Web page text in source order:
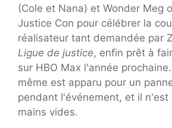
(Cole et Nana) et Wonder Meg
Justice Con pour célébrer la
réalisateur tant demandée par
Ligue de justice, enfin prêt à
sur HBO Max l'année
même est apparu pour un
pendant l'événement, et il n'est
mains vides.